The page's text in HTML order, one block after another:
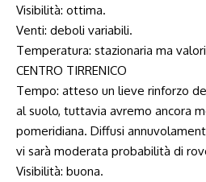
Visibilità: ottima.
Venti: deboli variabili.
Temperatura: stazionaria ma
CENTRO TIRRENICO
Tempo: atteso un lieve rinforzo
al suolo, tuttavia avremo ancora
pomeridiana. Diffusi
vi sarà moderata probabilità di
Visibilità: buona.